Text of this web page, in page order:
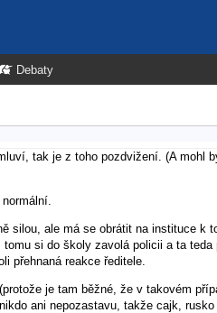
Debaty
tak je z toho pozdvižení. (A mohl
silou, ale má se obrátit na instituce k
si do školy zavolá policii a ta teda
přehnaná reakce ředitele.
je tam běžné, že v takovém
ani nepozastavu, takže cajk, rusko